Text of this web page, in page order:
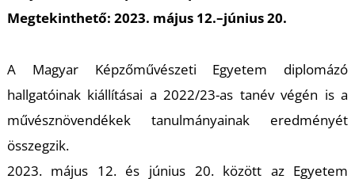
Megtekinthető: 2023. május 12.–június 20.
A Magyar Képzőművészeti Egyetem diplomázó
hallgatóinak kiállításai a 2022/23-as tanév végén is a
művésznövendékek tanulmányainak eredményét
összegzik.
2023. május 12. és június 20. között az Egyetem